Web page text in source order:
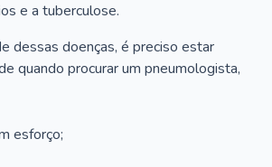
e a tuberculose.
dessas doenças, é preciso estar
quando procurar um pneumologista,
esforço;